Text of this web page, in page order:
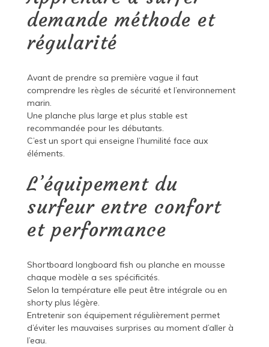
demande méthode et
régularité
Avant de prendre sa première vague il faut
comprendre les règles de sécurité et l’environnement
marin.
Une planche plus large et plus stable est
recommandée pour les débutants.
C’est un sport qui enseigne l’humilité face aux
éléments.
L’équipement du
surfeur entre confort
et performance
Shortboard longboard fish ou planche en mousse
chaque modèle a ses spécificités.
Selon la température elle peut être intégrale ou en
shorty plus légère.
Entretenir son équipement régulièrement permet
d’éviter les mauvaises surprises au moment d’aller à
l’eau.